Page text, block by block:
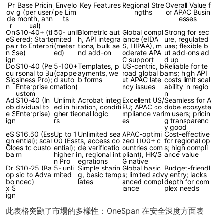
Pr
ovi
de
r
Base Pricin
g (per user/
month, ann
ual)
Envelo
pe Limi
ts
Key Features Regional Stre
ngths
Overall Value f
or APAC Busin
esses
On
eS
pa
n S
ign
$10-40+ (ti
ered: Starte
r to Enterpri
se)
50- unli
mited
(meter
ed)
Biometric aut
h, API integra
tions, bulk se
nd add-on
Global compl
iance (eIDA
S, HIPAA), m
oderate APA
C support
Strong for sec
ure, regulated
use; flexible b
ut add-ons ad
d up
Do
cu
Sig
n
$10-40 (Pe
rsonal to Bu
siness Pro);
Enterprise c
ustom
5-100+
(cappe
d auto
mation)
Templates, p
ayments, we
b forms
US-centric, b
road global b
ut APAC late
ncy issues
Reliable for te
ams; high API
costs limit scal
ability in regio
n
Ad
ob
e S
ign
$10-40 (In
dividual to
Enterprise)
Unlimit
ed in hi
gher tie
rs
Acrobat integ
ration, conditi
onal logic
Excellent US/
EU; APAC co
mpliance vari
es
Seamless for A
dobe ecosyste
m users; pricin
g transparenc
y good
eSi
gn
Glo
bal
$16.60 (Ess
ential); scal
es to custo
m
Up to 1
00 (Ess
ential);
higher i
n Pro
Unlimited sea
ts, access co
de verificatio
n, regional int
egrations
APAC-optimi
zed (100+ c
ountries com
pliant), HK/S
G native
Cost-effective
for regional op
s; high compli
ance value
Dr
op
bo
x S
ign
$10-25 (Ba
sic to Adva
nced)
5- unli
mited
Simple sharin
g, basic temp
lates
Global basic
s; limited adv
anced compl
iance
Budget-friendl
y entry; lacks
depth for com
plex needs
此表格突顯了市場的多樣性：OneSpan 在安全深度方面表